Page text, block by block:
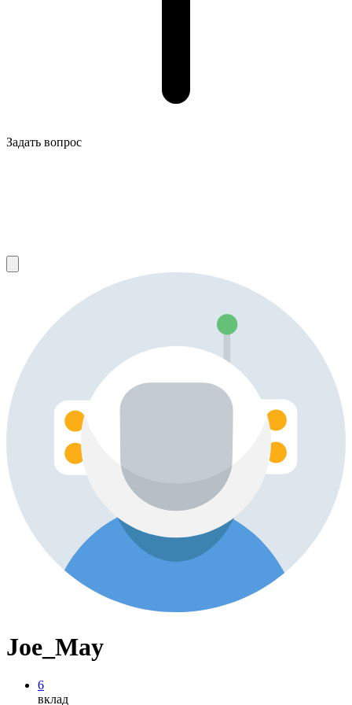
Задать вопрос
Joe_May
6
вклад